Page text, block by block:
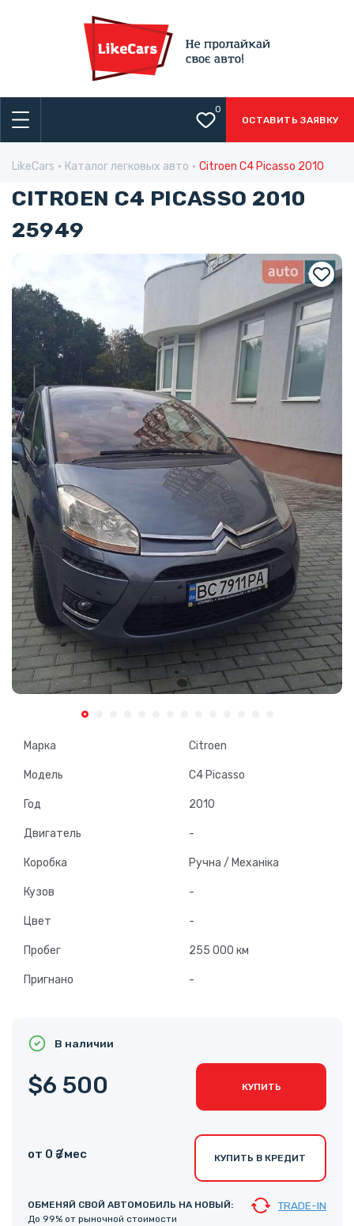
0
ОСТАВИТЬ ЗАЯВКУ
LikeCars Каталог легковых авто Citroen C4 Picasso 2010
CITROEN C4 PICASSO 2010
25949
Марка Citroen
Модель C4 Picasso
Год 2010
Двигатель -
Коробка Ручна / Механіка
Кузов -
Цвет -
Пробег 255 000 км
Пригнано -
В наличии
$6 500 КУПИТЬ
от 0 ₴ /мес КУПИТЬ В КРЕДИТ
ОБМЕНЯЙ СВОЙ АВТОМОБИЛЬ НА НОВЫЙ:
До 99% от рыночной стоимости
TRADE-IN